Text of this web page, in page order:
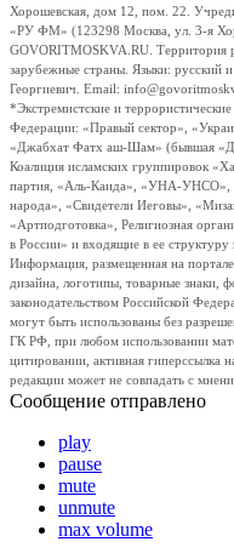
Хорошевская, дом 12, пом. 22.
«РУ ФМ» (123298 Москва, ул. 3-я
GOVORITMOSKVA.RU. Территория
зарубежные страны. Языки: русский
Георгиевич. Email:
*Экстремистские и
Федерации: «Правый сектор»,
«Джабхат Фатх аш-Шам» (бывшая
Коалиция исламских группировок
партия, «Аль-Каида», «УНА-УНСО»,
народа», «Свидетели Иеговы»,
«Артподготовка», Религиозная
в России» и входящие в ее структуру
Информация, размещенная на
дизайна, логотипы, товарные знаки,
законодательством Российской
могут быть использованы без
ГК РФ, при любом использовании
цитировании, активная гиперссылка
редакции может не совпадать с
Сообщение отправлено
play
pause
mute
unmute
max volume